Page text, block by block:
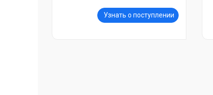
Узнать о поступлении